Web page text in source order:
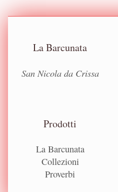
La Barcunata
San Nicola da Crissa
Prodotti
La Barcunata
Collezioni
Proverbi